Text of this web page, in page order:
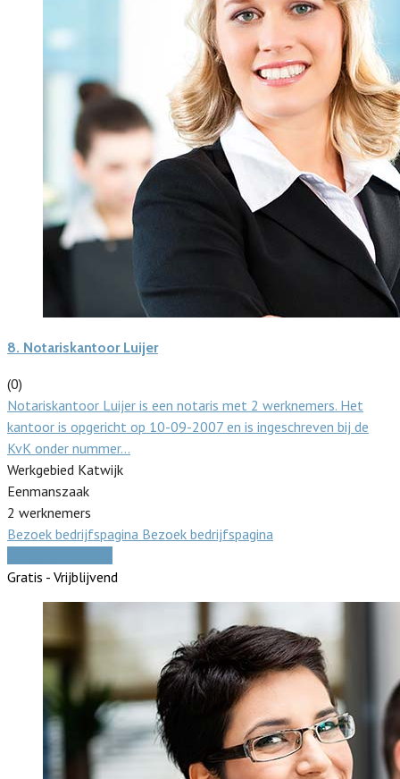
8. Notariskantoor Luijer
(0)
Notariskantoor Luijer is een notaris met 2 werknemers. Het
kantoor is opgericht op 10-09-2007 en is ingeschreven bij de
KvK onder nummer…
Werkgebied Katwijk
Eenmanszaak
2 werknemers
Bezoek bedrijfspagina Bezoek bedrijfspagina
Gratis - Vrijblijvend